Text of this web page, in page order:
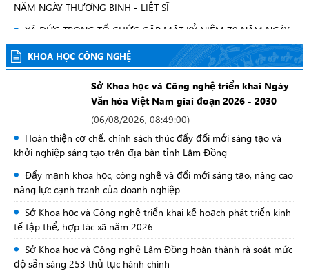
NĂM NGÀY THƯƠNG BINH - LIỆT SĨ
XÃ ĐỨC TRỌNG TỔ CHỨC GẶP MẶT KỶ NIỆM 79 NĂM NGÀY
THƯƠNG BINH LIỆT SĨ
XÃ ĐỨC TRỌNG TỔ CHỨC LỄ VIẾNG ĐÀI TƯỞNG NIỆM CÁC
ANH HÙNG LIỆT SĨ
UBND XÃ ĐẠ TẺH 3 TỔ CHỨC HỘI BẦU TRƯỞNG THÔN CÁC
THÔN TRÊN ĐỊA BÀN
XÃ ĐẠ TẺH 3 TỔ CHỨC GẶP MẶT KỶ NIỆM 79 NĂM NGÀY
THƯƠNG BINH – LIỆT SỸ (27/7/1947 – 27/7/2026)
Thường trực Đảng ủy xã Đức Trọng làm việc với Đảng ủy Công
an xã
KHOA HỌC CÔNG NGHỆ
Sở Khoa học và Công nghệ triển khai Ngày
Văn hóa Việt Nam giai đoạn 2026 - 2030
(06/08/2026, 08:49:00)
Hoàn thiện cơ chế, chính sách thúc đẩy đổi mới sáng tạo và
khởi nghiệp sáng tạo trên địa bàn tỉnh Lâm Đồng
Đẩy mạnh khoa học, công nghệ và đổi mới sáng tạo, nâng cao
năng lực cạnh tranh của doanh nghiệp
Sở Khoa học và Công nghệ triển khai kế hoạch phát triển kinh
tế tập thể, hợp tác xã năm 2026
Sở Khoa học và Công nghệ Lâm Đồng hoàn thành rà soát mức
độ sẵn sàng 253 thủ tục hành chính